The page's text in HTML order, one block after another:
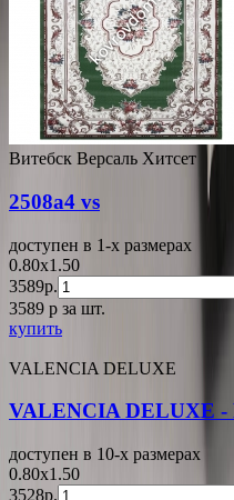
Витебск Версаль Хитсет
2508a4 vs
доступен в 1-x размерах
0.80x1.50
3589р.
3589 p за шт.
купить
VALENCIA DELUXE
VALENCIA DELUXE -
доступен в 10-x размерах
0.80x1.50
3528р.